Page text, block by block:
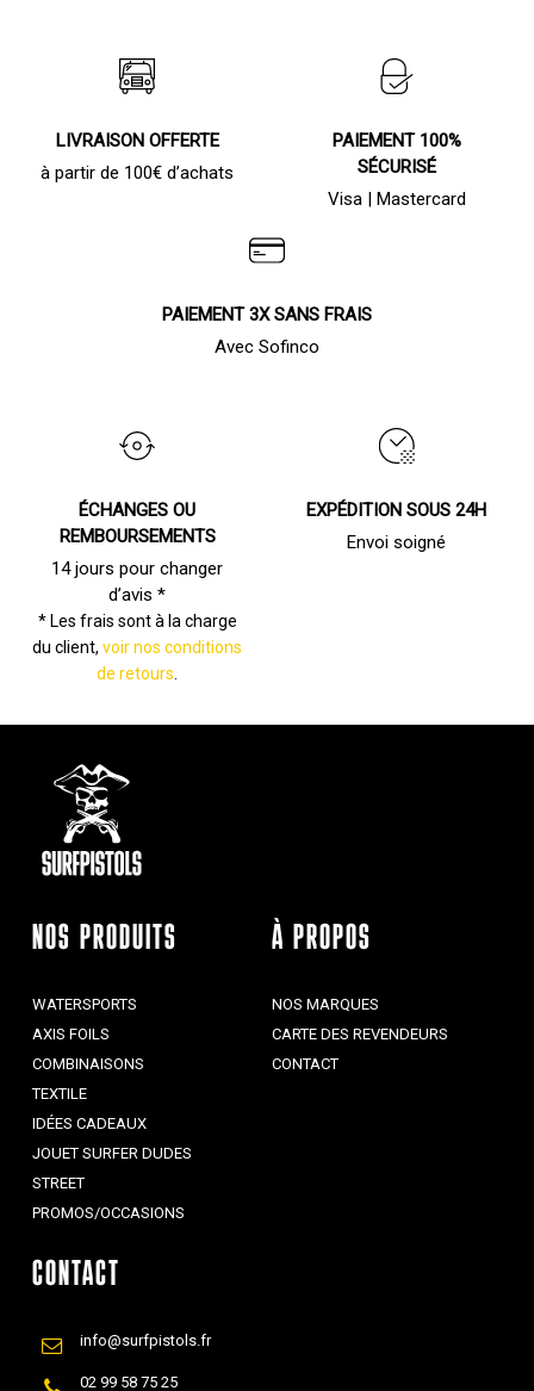
LIVRAISON OFFERTE
à partir de 100€ d’achats
PAIEMENT 100%
SÉCURISÉ
Visa | Mastercard
PAIEMENT 3X SANS FRAIS
Avec Sofinco
ÉCHANGES OU
REMBOURSEMENTS
14 jours pour changer
d’avis *
* Les frais sont à la charge
du client,voir nos conditions
de retours
EXPÉDITION SOUS 24H
Envoi soigné
NOS PRODUITS
WATERSPORTS
AXIS FOILS
COMBINAISONS
TEXTILE
IDÉES CADEAUX
JOUET SURFER DUDES
STREET
PROMOS/OCCASIONS
À PROPOS
NOS MARQUES
CARTE DES REVENDEURS
CONTACT
CONTACT
info@surfpistols.fr
02 99 58 75 25